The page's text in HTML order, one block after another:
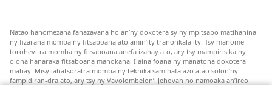
Natao hanomezana fanazavana ho an’ny dokotera sy ny mpitsabo matihanina
ny fizarana momba ny fitsaboana ato amin’ity tranonkala ity. Tsy manome
torohevitra momba ny fitsaboana anefa izahay ato, ary tsy mampirisika ny
olona hanaraka fitsaboana manokana. Ilaina foana ny manatona dokotera
mahay. Misy lahatsoratra momba ny teknika samihafa azo atao solon’ny
fampidiran-dra ato, ary tsy ny Vavolombelon’i Jehovah no namoaka an’ireo